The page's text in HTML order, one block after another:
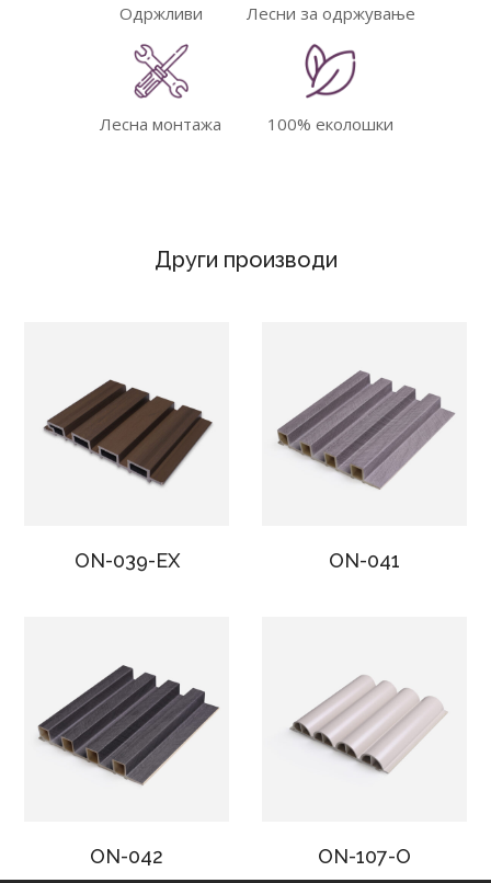
Одржливи Лесни за одржување
Лесна монтажа 100% еколошки
Други производи
ON-039-EX ON-041
ON-042 ON-107-O